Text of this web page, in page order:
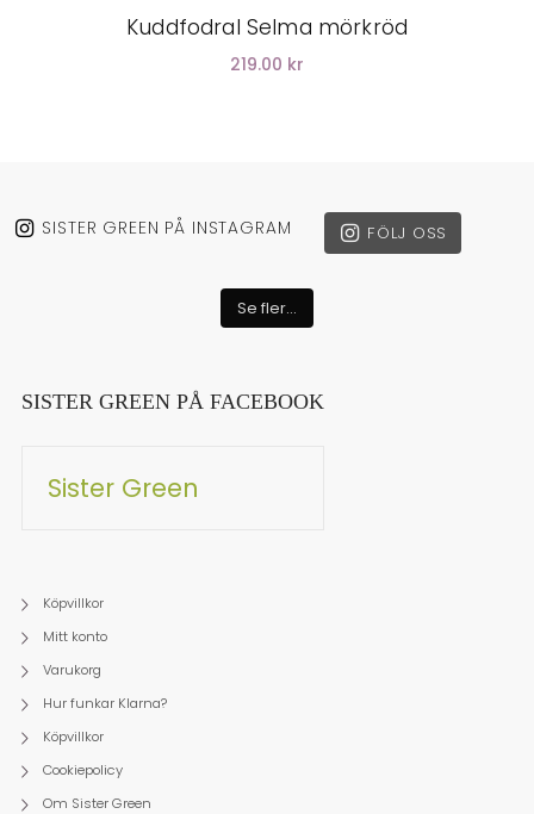
Kuddfodral Selma mörkröd
219.00 kr
SISTER GREEN PÅ INSTAGRAM FÖLJ OSS
Se fler...
SISTER GREEN PÅ FACEBOOK
Sister Green
Köpvillkor
Mitt konto
Varukorg
Hur funkar Klarna?
Köpvillkor
Cookiepolicy
Om Sister Green